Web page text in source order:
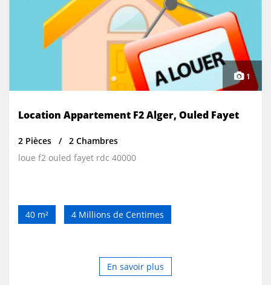
1
Location Appartement F2 Alger, Ouled Fayet
2 Pièces
2 Chambres
loue f2 ouled fayet rdc 40000
40 m² 4 Millions de Centimes
En savoir plus